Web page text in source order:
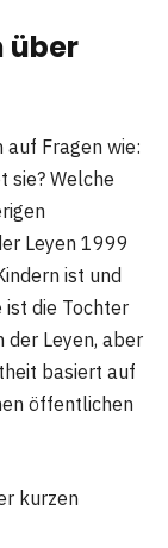
über
Fragen wie:
sie? Welche
Leyen 1999
ist und
ist die Tochter
der Leyen, aber
basiert auf
öffentlichen
kurzen